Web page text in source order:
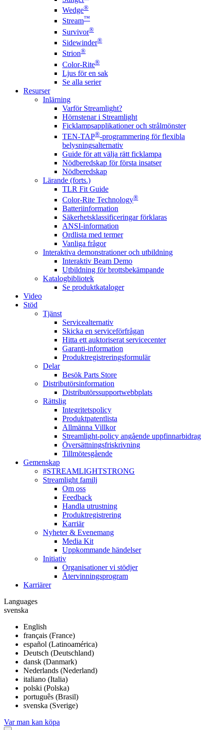
Wedge®
Stream™
Survivor®
Sidewinder®
Strion®
Color-Rite®
Ljus för en sak
Se alla serier
Resurser
Inlärning
Varför Streamlight?
Hörnstenar i Streamlight
Ficklampsapplikationer och strålmönster
TEN-TAP®-programmering för flexibla
belysningsalternativ
Guide för att välja rätt ficklampa
Nödberedskap för första insatser
Nödberedskap
Lärande (forts.)
TLR Fit Guide
Color-Rite Technology®
Batteriinformation
Säkerhetsklassificeringar förklaras
ANSI-information
Ordlista med termer
Vanliga frågor
Interaktiva demonstrationer och utbildning
Interaktiv Beam Demo
Utbildning för brottsbekämpande
Katalogbibliotek
Se produktkataloger
Video
Stöd
Tjänst
Servicealternativ
Skicka en serviceförfrågan
Hitta ett auktoriserat servicecenter
Garanti-information
Produktregistreringsformulär
Delar
Besök Parts Store
Distributörsinformation
Distributörssupportwebbplats
Rättslig
Integritetspolicy
Produktpatentlista
Allmänna Villkor
Streamlight-policy angående uppfinnarbidrag
Översättningsfriskrivning
Tillmötesgående
Gemenskap
#STREAMLIGHTSTRONG
Streamlight familj
Om oss
Feedback
Handla utrustning
Produktregistrering
Karriär
Nyheter & Evenemang
Media Kit
Uppkommande händelser
Initiativ
Organisationer vi stödjer
Återvinningsprogram
Karriärer
Languages
svenska
English
français (France)
español (Latinoamérica)
Deutsch (Deutschland)
dansk (Danmark)
Nederlands (Nederland)
italiano (Italia)
polski (Polska)
português (Brasil)
svenska (Sverige)
Var man kan köpa